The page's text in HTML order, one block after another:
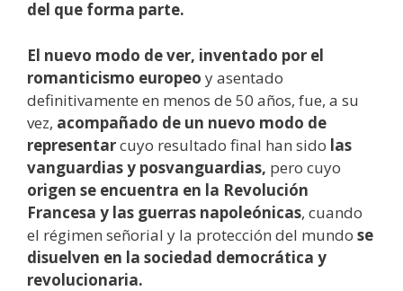
del que forma parte.
El nuevo modo de ver, inventado por el
romanticismo europeo y asentado
definitivamente en menos de 50 años, fue, a su
vez, acompañado de un nuevo modo de
representarcuyo resultado final han sido las
vanguardias y posvanguardias, pero cuyo
origen se encuentra en la Revolución
Francesa y las guerras napoleónicas, cuando
el régimen señorial y la protección del mundo se
disuelven en la sociedad democrática y
revolucionaria.